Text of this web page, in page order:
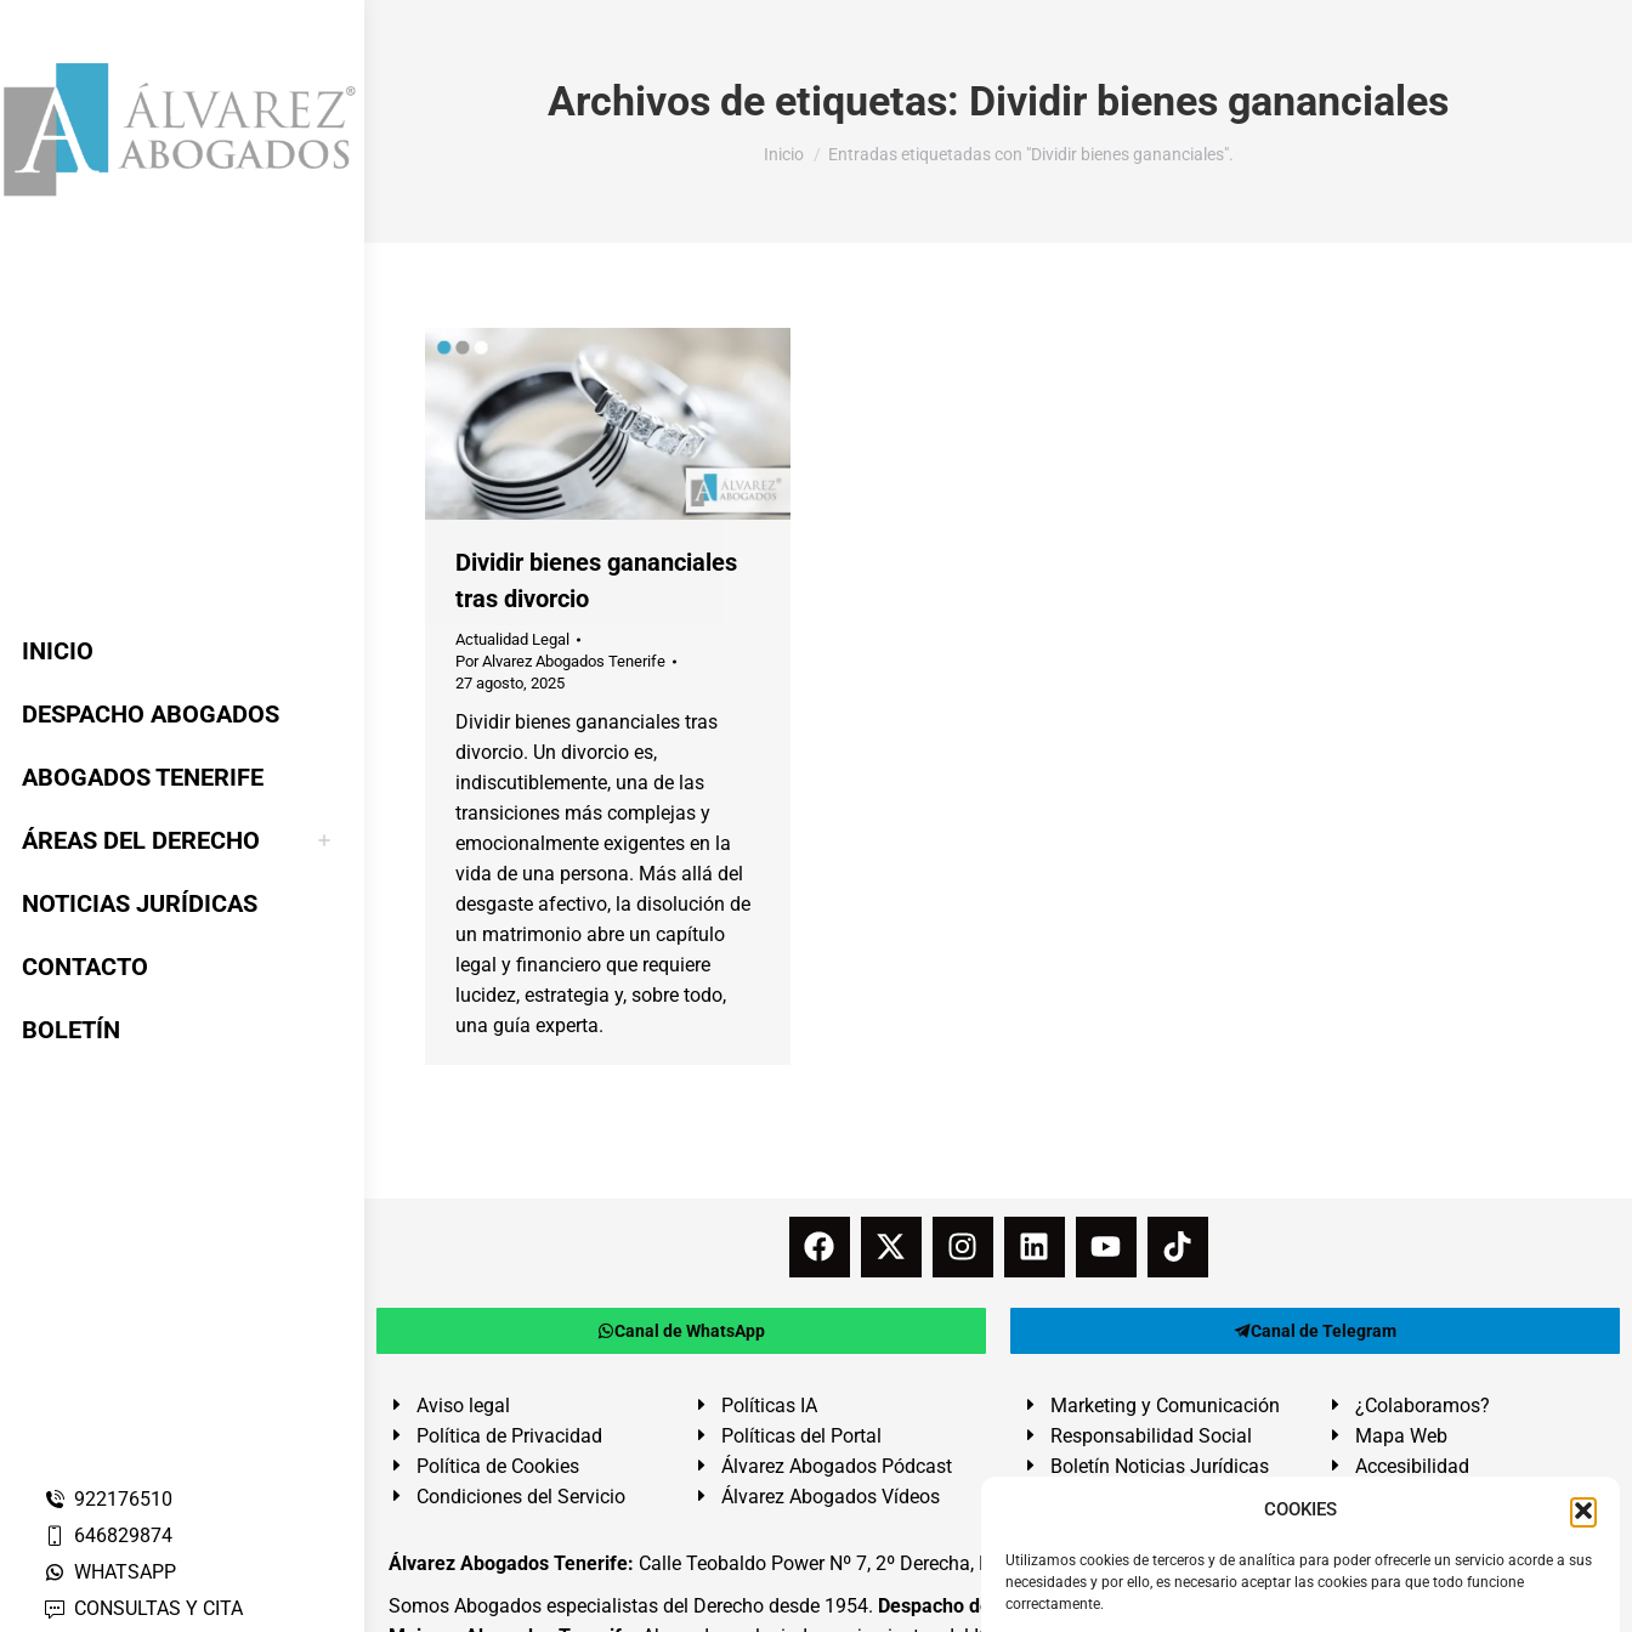
COOKIES
Utilizamos cookies de terceros y de analítica para poder ofrecerle un servicio acorde a sus
necesidades y por ello, es necesario aceptar las cookies para que todo funcione
correctamente.
INICIO
DESPACHO ABOGADOS
ABOGADOS TENERIFE
ÁREAS DEL DERECHO
NOTICIAS JURÍDICAS
CONTACTO
BOLETÍN
922176510
646829874
WHATSAPP
CONSULTAS Y CITA
Archivos de etiquetas: Dividir bienes gananciales
Estás aquí:
Inicio Entradas etiquetadas con "Dividir bienes gananciales".
Dividir bienes gananciales
tras divorcio
Actualidad Legal
PorAlvarez Abogados Tenerife
27 agosto, 2025
Dividir bienes gananciales tras
divorcio. Un divorcio es,
indiscutiblemente, una de las
transiciones más complejas y
emocionalmente exigentes en la
vida de una persona. Más allá del
desgaste afectivo, la disolución de
un matrimonio abre un capítulo
legal y financiero que requiere
lucidez, estrategia y, sobre todo,
una guía experta.
Canal de WhatsApp Canal de Telegram
Aviso legal
Política de Privacidad
Política de Cookies
Condiciones del Servicio
Políticas IA
Políticas del Portal
Álvarez Abogados Pódcast
Álvarez Abogados Vídeos
Marketing y Comunicación
Responsabilidad Social
Boletín Noticias Jurídicas
¿Colaboramos?
Mapa Web
Accesibilidad
Álvarez Abogados Tenerife: Calle Teobaldo Power Nº 7, 2º Derecha, El Médano, Granadilla de Abona, Santa Cruz de Tenerife. Islas Canarias.
Somos Abogados especialistas del Derecho desde 1954. Despacho de Abogados El Médano